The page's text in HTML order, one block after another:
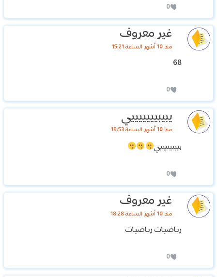
0
غير معروف
منذ 10 أشهر الساعة 15:21
68
0
يبيبيييييييي
منذ 10 أشهر الساعة 19:53
بيببيييييي
0
غير معروف
منذ 10 أشهر الساعة 18:28
رياضيات رياضيات
0